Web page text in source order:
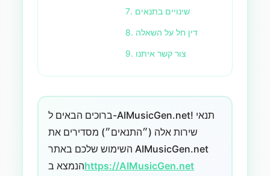
7. שינויים בתנאים
8. דין חל על השאלה
9. צור קשר איתנו
ברוכים הבאים ל-AIMusicGen.net! תנאי
שירות אלה (״התנאים״) מסדירים את
השימוש שלכם באתר AIMusicGen.net
הנמצא בhttps://AIMusicGen.net